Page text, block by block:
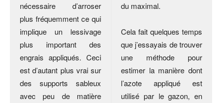
nécessaire d’arroser
plus fréquemment ce qui
implique un lessivage
plus important des
engrais appliqués. Ceci
est d’autant plus vrai sur
des supports sableux
avec peu de matière
du maximal.
Cela fait quelques temps
que j’essayais de trouver
une méthode pour
estimer la manière dont
l’azote appliqué est
utilisé par le gazon, en